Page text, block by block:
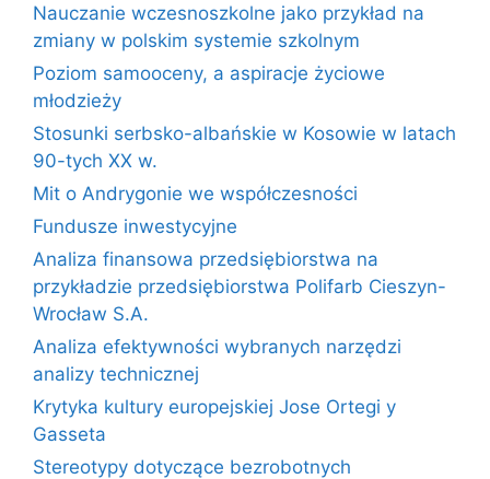
Nauczanie wczesnoszkolne jako przykład na
zmiany w polskim systemie szkolnym
Poziom samooceny, a aspiracje życiowe
młodzieży
Stosunki serbsko-albańskie w Kosowie w latach
90-tych XX w.
Mit o Andrygonie we współczesności
Fundusze inwestycyjne
Analiza finansowa przedsiębiorstwa na
przykładzie przedsiębiorstwa Polifarb Cieszyn-
Wrocław S.A.
Analiza efektywności wybranych narzędzi
analizy technicznej
Krytyka kultury europejskiej Jose Ortegi y
Gasseta
Stereotypy dotyczące bezrobotnych